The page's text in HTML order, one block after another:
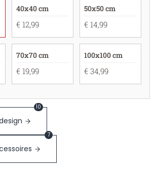
40x40 cm
€ 12,99
50x50 cm
€ 14,99
70x70 cm
€ 19,99
100x100 cm
€ 34,99
10
7